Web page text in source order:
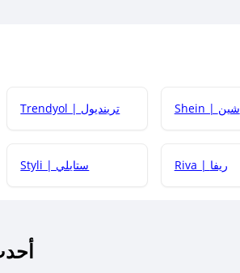
Trendyol | ترينديول Shein | شين
Styli | ستايلي Riva | ريفا